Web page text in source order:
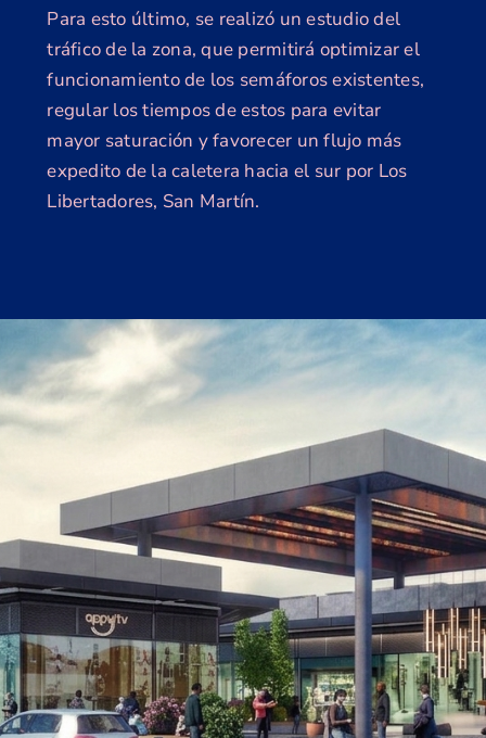
Para esto último, se realizó un estudio del
tráfico de la zona, que permitirá optimizar el
funcionamiento de los semáforos existentes,
regular los tiempos de estos para evitar
mayor saturación y favorecer un flujo más
expedito de la caletera hacia el sur por Los
Libertadores, San Martín.